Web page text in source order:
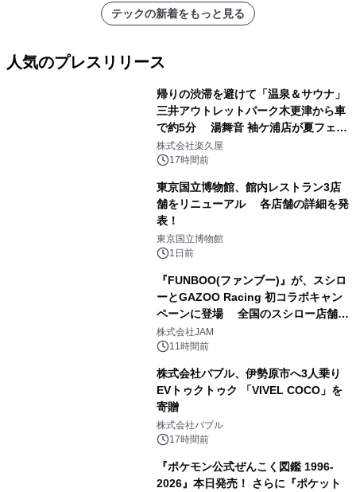
テックの新着をもっと見る
人気のプレスリリース
帰りの渋滞を避けて「温泉＆サウナ」
三井アウトレットパーク木更津から車
で約5分 湯舞音 袖ケ浦店が夏フェア
メニューを提供
株式会社楽久屋
17時間前
東京国立博物館、館内レストラン3店
舗をリニューアル 各店舗の詳細を発
表！
東京国立博物館
1日前
『FUNBOO(ファンブー)』が、スシロ
ーとGAZOO Racing 初コラボキャン
ペーンに登場 全国のスシロー店舗で
GR 4車種の FUNBOO(ミニカー)付き
メニューが展開されます
株式会社JAM
11時間前
株式会社バブル、伊勢原市へ3人乗り
EVトゥクトゥク 「VIVEL COCO」を
寄贈
株式会社バブル
17時間前
『ポケモン公式ぜんこく図鑑 1996-
2026』本日発売！ さらに『ポケット